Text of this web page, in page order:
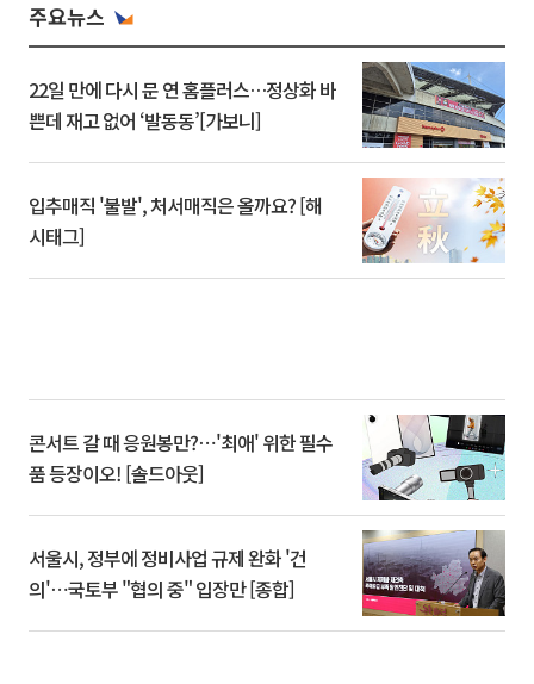
주요뉴스
22일 만에 다시 문 연 홈플러스…정상화 바
쁜데 재고 없어 ‘발동동’[가보니]
입추매직 '불발', 처서매직은 올까요? [해
시태그]
콘서트 갈 때 응원봉만?⋯'최애' 위한 필수
품 등장이오! [솔드아웃]
서울시, 정부에 정비사업 규제 완화 '건
의'⋯국토부 "협의 중" 입장만 [종합]